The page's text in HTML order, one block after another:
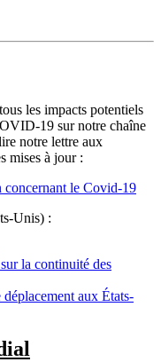
les impacts potentiels
19 sur notre chaîne
notre lettre aux
mises à jour :
le Covid-19
Unis) :
la continuité des
aux États-